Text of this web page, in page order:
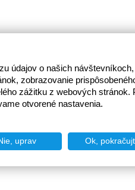
údajov o našich
zobrazovanie
zážitku z webových stránok.
otvorené nastavenia.
uprav Ok,